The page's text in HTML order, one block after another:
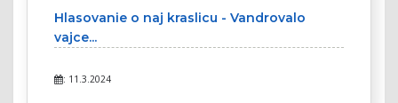
Hlasovanie o naj kraslicu - Vandrovalo
vajce...
: 11.3.2024